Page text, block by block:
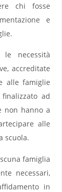
chi fosse
e
necessità
accreditate
alle famiglie
ad
non hanno a
alle
scuola.
famiglia
necessari,
in